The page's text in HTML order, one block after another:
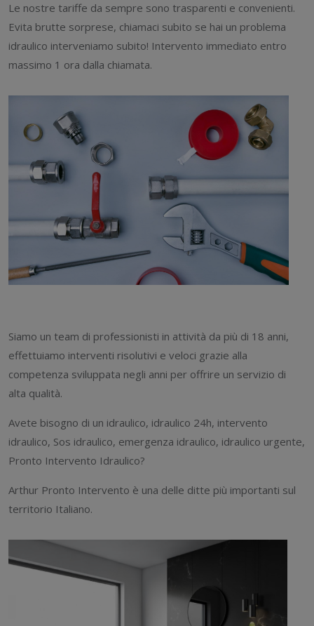
Le nostre tariffe da sempre sono trasparenti e convenienti.
Evita brutte sorprese, chiamaci subito se hai un problema
idraulico interveniamo subito! Intervento immediato entro
massimo 1 ora dalla chiamata.
Siamo un team di professionisti in attività da più di 18 anni,
effettuiamo interventi risolutivi e veloci grazie alla
competenza sviluppata negli anni per offrire un servizio di
alta qualità.
Avete bisogno di un idraulico, idraulico 24h, intervento
idraulico, Sos idraulico, emergenza idraulico, idraulico urgente,
Pronto Intervento Idraulico?
Arthur Pronto Intervento è una delle ditte più importanti sul
territorio Italiano.